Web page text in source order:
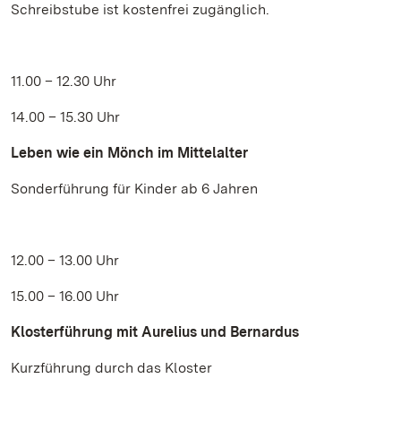
Schreibstube ist kostenfrei zugänglich.
11.00 – 12.30 Uhr
14.00 – 15.30 Uhr
Leben wie ein Mönch im Mittelalter
Sonderführung für Kinder ab 6 Jahren
12.00 – 13.00 Uhr
15.00 – 16.00 Uhr
Klosterführung mit Aurelius und Bernardus
Kurzführung durch das Kloster